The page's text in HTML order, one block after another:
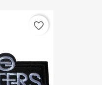
favorite_border